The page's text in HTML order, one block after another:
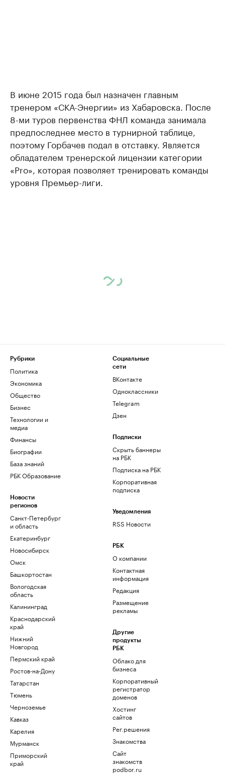
В июне 2015 года был назначен главным
тренером «СКА-Энергии» из Хабаровска. После
8-ми туров первенства ФНЛ команда занимала
предпоследнее место в турнирной таблице,
поэтому Горбачев подал в отставку. Является
обладателем тренерской лицензии категории
«Pro», которая позволяет тренировать команды
уровня Премьер-лиги.
Рубрики
Политика
Экономика
Общество
Бизнес
Технологии и
медиа
Финансы
Биографии
База знаний
РБК Образование
Новости
регионов
Санкт-Петербург
и область
Екатеринбург
Новосибирск
Омск
Башкортостан
Вологодская
область
Калининград
Краснодарский
край
Нижний
Новгород
Пермский край
Ростов-на-Дону
Татарстан
Тюмень
Черноземье
Кавказ
Карелия
Мурманск
Приморский
край
Социальные
сети
ВКонтакте
Одноклассники
Telegram
Дзен
Подписки
Скрыть баннеры
на РБК
Подписка на РБК
Корпоративная
подписка
Уведомления
RSS Новости
РБК
О компании
Контактная
информация
Редакция
Размещение
рекламы
Другие
продукты
РБК
Облако для
бизнеса
Корпоративный
регистратор
доменов
Хостинг
сайтов
Рег.решения
Знакомства
Сайт
знакомств
podbor.ru